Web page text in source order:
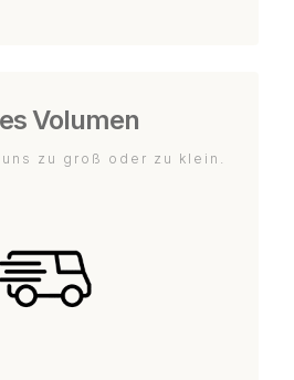
Volumen
zu groß oder zu klein.